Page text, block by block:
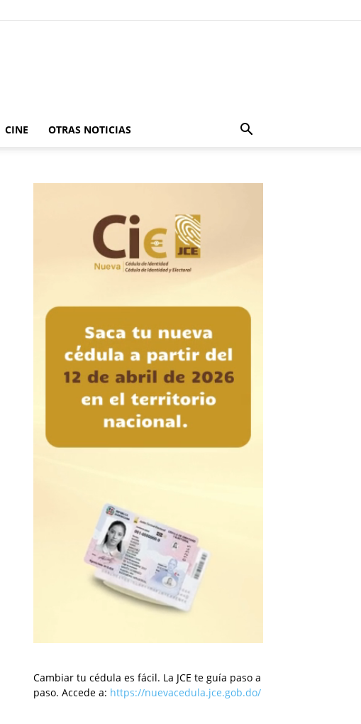
CINE OTRAS NOTICIAS
Cambiar tu cédula es fácil. La JCE te guía paso a
paso. Accede a: https://nuevacedula.jce.gob.do/